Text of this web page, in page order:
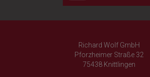
Richard Wolf GmbH
Pforzheimer Straße 32
75438 Knittlingen